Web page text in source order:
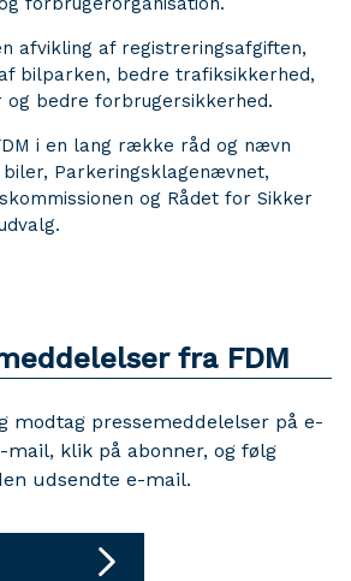
afvikling af registreringsafgiften,
bilparken, bedre trafiksikkerhed,
bedre forbrugersikkerhed.
i en lang række råd og nævn
Parkeringsklagenævnet,
og Rådet for Sikker
fra FDM
modtag pressemeddelelser på e-
klik på abonner, og følg
udsendte e-mail.